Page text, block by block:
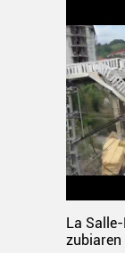
La
zubiaren